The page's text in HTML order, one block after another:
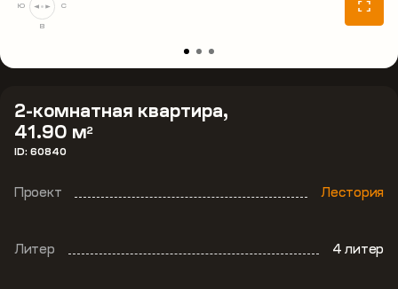
2-комнатная квартира,
41.90 м2
ID: 60840
Проект Лестория
Литер 4 литер
С
В
Ю